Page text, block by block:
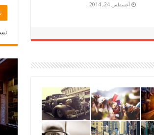
أبريل 24, 2014